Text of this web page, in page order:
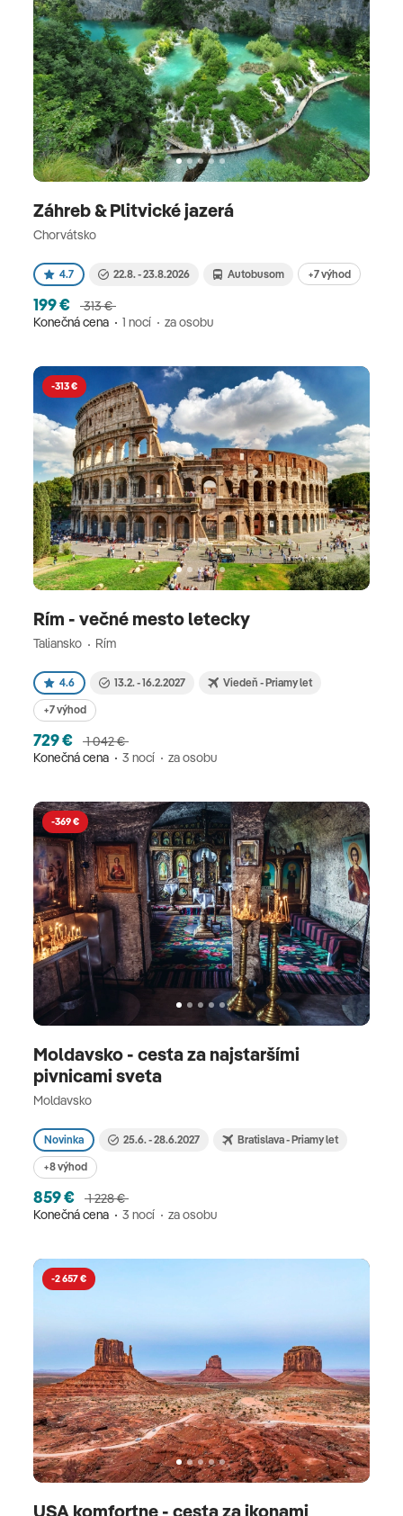
Záhreb & Plitvické jazerá
Chorvátsko
4.7 22.8. - 23.8.2026 Autobusom +7 výhod
199 €
313 €
Konečná cena
1 nocí za osobu
-313 €
Rím - večné mesto letecky
Taliansko Rím
4.6 13.2. - 16.2.2027 Viedeň - Priamy let
+7 výhod
729 €
1 042 €
Konečná cena
3 nocí za osobu
-369 €
Moldavsko - cesta za najstaršími
pivnicami sveta
Moldavsko
Novinka 25.6. - 28.6.2027 Bratislava - Priamy let
+8 výhod
859 €
1 228 €
Konečná cena
3 nocí za osobu
-2 657 €
USA komfortne - cesta za ikonami